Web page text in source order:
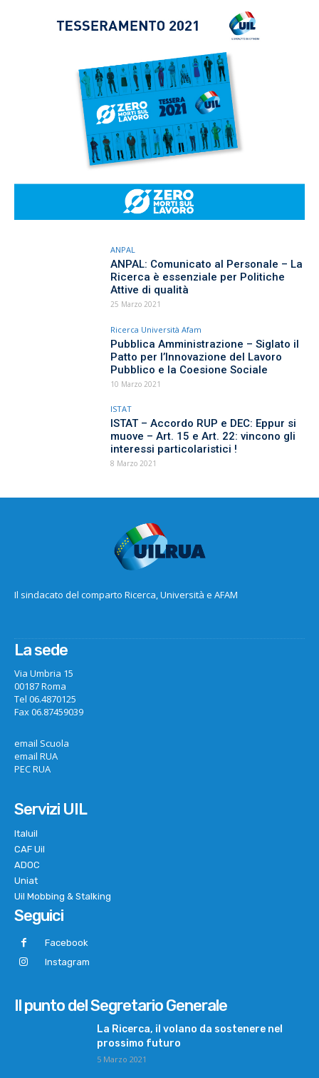
ANPAL
ANPAL: Comunicato al Personale – La
Ricerca è essenziale per Politiche
Attive di qualità
25 Marzo 2021
Ricerca Università Afam
Pubblica Amministrazione – Siglato il
Patto per l’Innovazione del Lavoro
Pubblico e la Coesione Sociale
10 Marzo 2021
ISTAT
ISTAT – Accordo RUP e DEC: Eppur si
muove – Art. 15 e Art. 22: vincono gli
interessi particolaristici !
8 Marzo 2021
Il sindacato del comparto Ricerca, Università e AFAM
La sede
Via Umbria 15
00187 Roma
Tel 06.4870125
Fax 06.87459039
email Scuola
email RUA
PEC RUA
Servizi UIL
Italuil
CAF Uil
ADOC
Uniat
Uil Mobbing & Stalking
Seguici
Facebook
Instagram
Il punto del Segretario Generale
La Ricerca, il volano da sostenere nel
prossimo futuro
5 Marzo 2021